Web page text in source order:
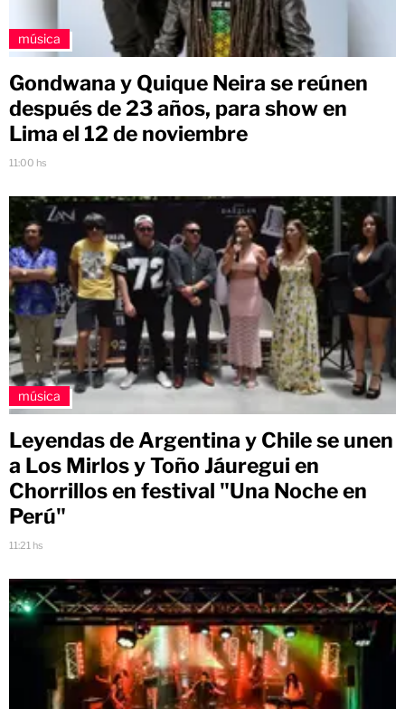
música
Gondwana y Quique Neira se reúnen
después de 23 años, para show en
Lima el 12 de noviembre
11:00 hs
música
Leyendas de Argentina y Chile se unen
a Los Mirlos y Toño Jáuregui en
Chorrillos en festival "Una Noche en
Perú"
11:21 hs